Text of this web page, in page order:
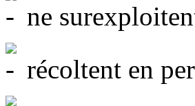
ne
récoltent en